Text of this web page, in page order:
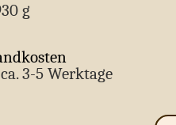
g
3-5 Werktage